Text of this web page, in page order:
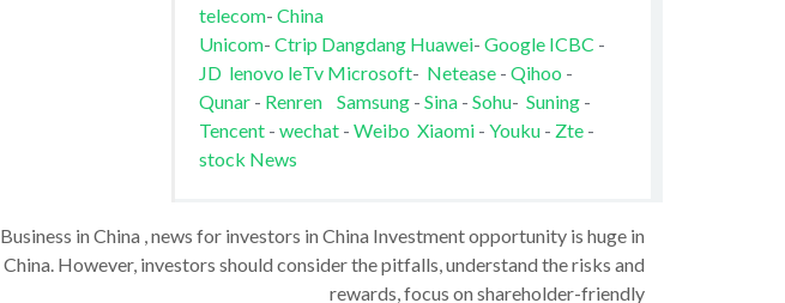
telecom- China
Unicom- Ctrip Dangdang Huawei- Google ICBC -
JD lenovo leTv Microsoft- Netease- Qihoo -
Qunar- Renren Samsung- Sina- Sohu- Suning-
Tencent- wechat - Weibo Xiaomi- Youku - Zte-
stock News
Business in China , news for investors in China Investment opportunity is huge in
China. However, investors should consider the pitfalls, understand the risks and
rewards, focus on shareholder-friendly